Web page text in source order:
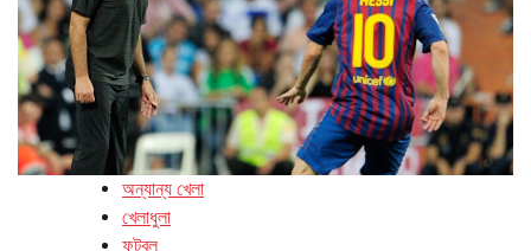
অন্যান্য খেলা
খেলাধুলা
ফুটবল